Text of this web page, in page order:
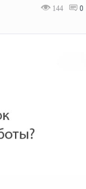
144 0